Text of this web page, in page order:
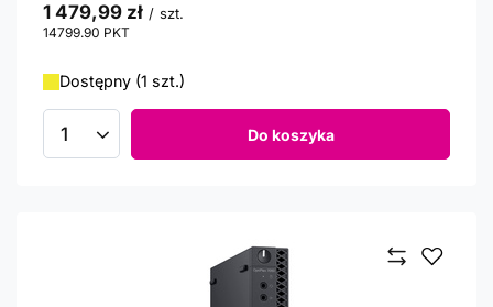
1 479,99 zł / szt.
14799.90 PKT
Dostępny (1 szt.)
Ilość produktów Do koszyka